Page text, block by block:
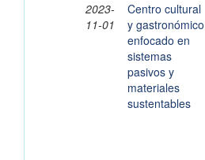
2023-
11-01
Centro cultural
y gastronómico
enfocado en
sistemas
pasivos y
materiales
sustentables